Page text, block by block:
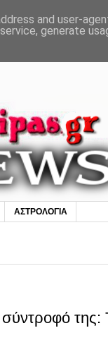
ΑΣΤΡΟΛΟΓΙΑ
της:
and user-
generate